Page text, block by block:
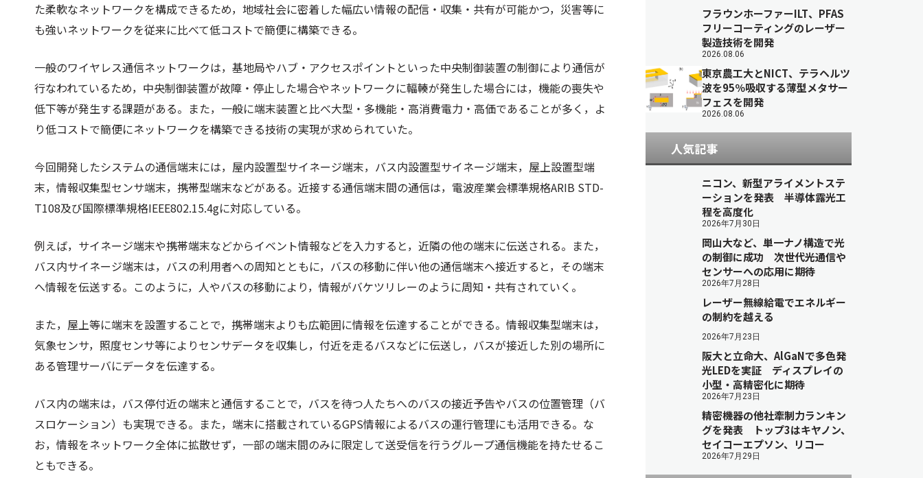
た柔軟なネットワークを構成できるため，地域社会に密着した幅広い情報の配信・収集・共有が可能かつ，災害等に
も強いネットワークを従来に比べて低コストで簡便に構築できる。
一般のワイヤレス通信ネットワークは，基地局やハブ・アクセスポイントといった中央制御装置の制御により通信が
行なわれているため，中央制御装置が故障・停止した場合やネットワークに輻輳が発生した場合には，機能の喪失や
低下等が発生する課題がある。また，一般に端末装置と比べ大型・多機能・高消費電力・高価であることが多く，よ
り低コストで簡便にネットワークを構築できる技術の実現が求められていた。
今回開発したシステムの通信端末には，屋内設置型サイネージ端末，バス内設置型サイネージ端末，屋上設置型端
末，情報収集型センサ端末，携帯型端末などがある。近接する通信端末間の通信は，電波産業会標準規格ARIB STD-
T108及び国際標準規格IEEE802.15.4gに対応している。
例えば，サイネージ端末や携帯端末などからイベント情報などを入力すると，近隣の他の端末に伝送される。また，
バス内サイネージ端末は，バスの利用者への周知とともに，バスの移動に伴い他の通信端末へ接近すると，その端末
へ情報を伝送する。このように，人やバスの移動により，情報がバケツリレーのように周知・共有されていく。
また，屋上等に端末を設置することで，携帯端末よりも広範囲に情報を伝達することができる。情報収集型端末は，
気象センサ，照度センサ等によりセンサデータを収集し，付近を走るバスなどに伝送し，バスが接近した別の場所に
ある管理サーバにデータを伝達する。
バス内の端末は，バス停付近の端末と通信することで，バスを待つ人たちへのバスの接近予告やバスの位置管理（バ
スロケーション）も実現できる。また，端末に搭載されているGPS情報によるバスの運行管理にも活用できる。な
お，情報をネットワーク全体に拡散せず，一部の端末間のみに限定して送受信を行うグループ通信機能を持たせるこ
ともできる。
フラウンホーファーILT、PFAS
フリーコーティングのレーザー
製造技術を開発
2026.08.06
東京農工大とNICT、テラヘルツ
波を95％吸収する薄型メタサー
フェスを開発
2026.08.06
人気記事
ニコン、新型アライメントステ
ーションを発表 半導体露光工
程を高度化
2026年7月30日
岡山大など、単一ナノ構造で光
の制御に成功 次世代光通信や
センサーへの応用に期待
2026年7月28日
レーザー無線給電でエネルギー
の制約を越える
2026年7月23日
阪大と立命大、AlGaNで多色発
光LEDを実証 ディスプレイの
小型・高精密化に期待
2026年7月23日
精密機器の他社牽制力ランキン
グを発表 トップ3はキヤノン、
セイコーエプソン、リコー
2026年7月29日